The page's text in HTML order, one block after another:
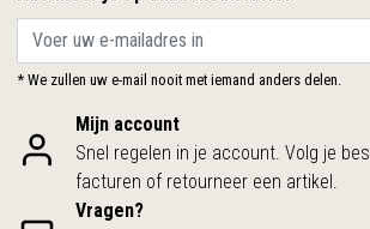
* We zullen uw e-mail nooit met iemand anders delen.
Mijn account
Snel regelen in je account. Volg je
facturen of retourneer een artikel.
Vragen?